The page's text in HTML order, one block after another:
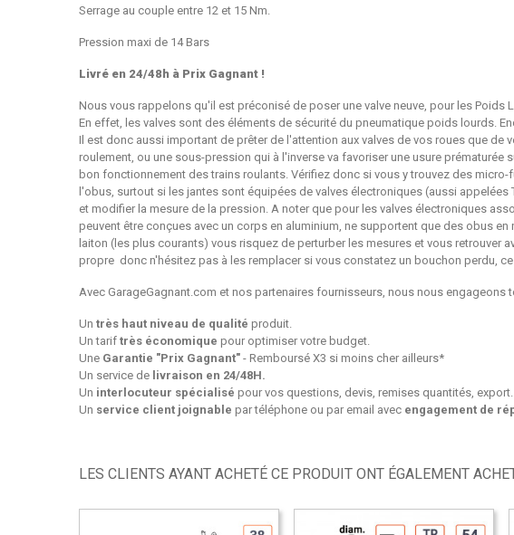
Serrage au couple entre 12 et 15 Nm.
Pression maxi de 14 Bars
Livré en 24/48h à Prix Gagnant !
Nous vous rappelons qu'il est préconisé de poser une valve neuve, pour les
En effet, les valves sont des éléments de sécurité du pneumatique poids lourds.
Il est donc aussi important de prêter de l'attention aux valves de vos roues que
roulement, ou une sous-pression qui à l'inverse va favoriser une usure
bon fonctionnement des trains roulants. Vérifiez donc si vous y trouvez des
l'obus, surtout si les jantes sont équipées de valves électroniques (aussi
et modifier la mesure de la pression. A noter que pour les valves électroniques
peuvent être conçues avec un corps en aluminium, ne supportent que des obus
laiton (les plus courants) vous risquez de perturber les mesures et vous
propre donc n'hésitez pas à les remplacer si vous constatez un bouchon perdu,
Avec GarageGagnant.com et nos partenaires fournisseurs, nous nous engageons
Un très haut niveau de qualité produit.
Un tarif très économique pour optimiser votre budget.
Une Garantie "Prix Gagnant" - Remboursé X3 si moins cher ailleurs*
Un service de livraison en 24/48H.
Un interlocuteur spécialisé pour vos questions, devis, remises quantités,
Un service client joignable par téléphone ou par email avec engagement de
LES CLIENTS AYANT ACHETÉ CE PRODUIT ONT ÉGALEMENT